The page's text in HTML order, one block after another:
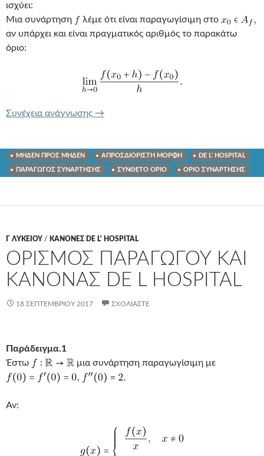
ισχύει:
Μια συνάρτηση
λέμε ότι είναι παραγωγίσιμη στο
αν υπάρχει και είναι πραγματικός αριθμός το παρακάτω
όριο:
Συνέχεια ανάγνωσης ΙΣΟΔΥΝΑΜΟΣ ΟΡΙΣΜΟΣ ΠΑΡΑΓΩΓΟΥ
→
ΜΗΔΕΝ ΠΡΟΣ ΜΗΔΕΝ ΑΠΡΟΣΔΙΟΡΙΣΤΗ ΜΟΡΦΗ DE L' HOSPITAL
ΠΑΡΑΓΩΓΟΣ ΣΥΝΑΡΤΗΣΗΣ ΣΥΝΘΕΤΟ ΟΡΙΟ ΟΡΙΟ ΣΥΝΑΡΤΗΣΗΣ
Γ ΛΥΚΕΊΟΥ / ΚΑΝΟΝΕΣ DE L' HOSPITAL
ΟΡΙΣΜΟΣ ΠΑΡΑΓΩΓΟΥ ΚΑΙ
ΚΑΝΟΝΑΣ DE L HOSPITAL
18 ΣΕΠΤΕΜΒΡΊΟΥ 2017 ΣΧΟΛΙΆΣΤΕ
Παράδειγμα.1
Έστω
μια συνάρτηση παραγωγίσιμη με
Αν: